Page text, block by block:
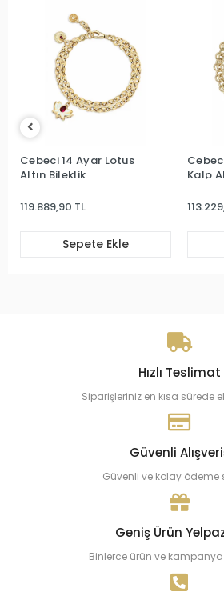
Cebeci 14 Ayar Lotus
Altın Bileklik
119.889,90 TL
Sepete Ekle
Kalp
Hızlı Teslimat
Siparişleriniz en kısa sürede
Güvenli
Güvenli ve kolay ödeme
Geniş Ürün
Binlerce ürün ve